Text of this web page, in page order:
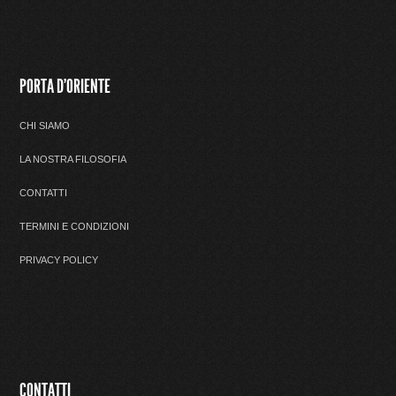
PORTA D'ORIENTE
CHI SIAMO
LA NOSTRA FILOSOFIA
CONTATTI
TERMINI E CONDIZIONI
PRIVACY POLICY
CONTATTI